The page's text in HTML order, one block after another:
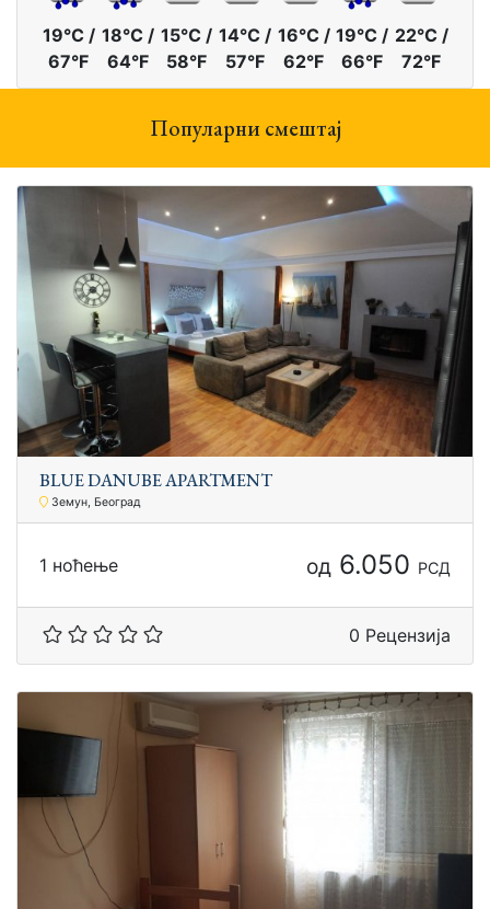
19°C /
67°F
18°C /
64°F
15°C /
58°F
14°C /
57°F
16°C /
62°F
19°C /
66°F
22°C /
72°F
Популарни смештај
BLUЕ DАNUBE АPARTMENT
Земун, Београд
1 ноћење од 6.050 РСД
0 Рецензија